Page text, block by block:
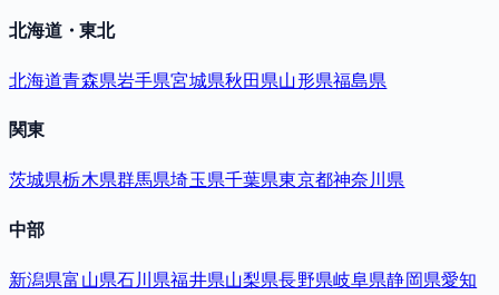
北海道・東北
北海道青森県岩手県宮城県秋田県山形県福島県
関東
茨城県栃木県群馬県埼玉県千葉県東京都神奈川県
中部
新潟県富山県石川県福井県山梨県長野県岐阜県静岡県愛知